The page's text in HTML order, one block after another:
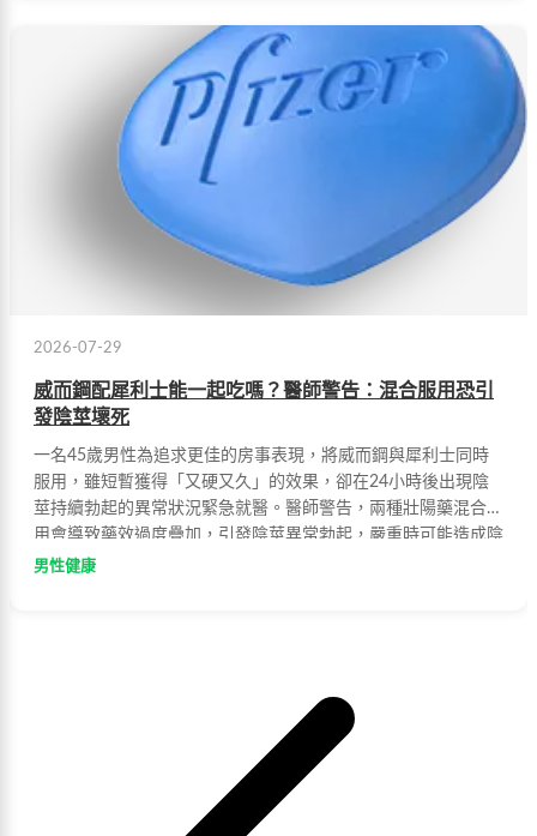
2026-07-29
威而鋼配犀利士能一起吃嗎？醫師警告：混合服用恐引
發陰莖壞死
一名45歲男性為追求更佳的房事表現，將威而鋼與犀利士同時
服用，雖短暫獲得「又硬又久」的效果，卻在24小時後出現陰
莖持續勃起的異常狀況緊急就醫。醫師警告，兩種壯陽藥混合使
用會導致藥效過度疊加，引發陰莖異常勃起，嚴重時可能造成陰
莖壞死、纖維化甚至永久喪失性功能。提醒有勃起功能障礙困擾
男性健康